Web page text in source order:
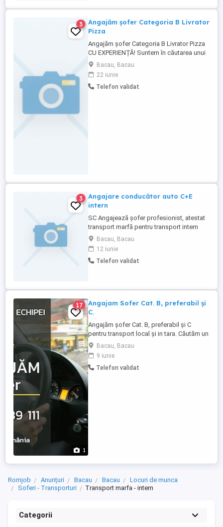
3
Angajăm șofer Categoria B Livrator
Pizza
Angajăm șofer Categoria B Livrator Pizza
CU EXPERIENȚĂ! Suntem în căutarea unui
șofer categoria B, serios și responsabil,
pentru a se alătura echipei noastre.
Cerințe: Permis de conducere categoria B;
Experiență în conducerea autovehiculelor;
Bacau, Bacau
22 iunie
Telefon validat
3
Angajare conducător auto C+E
intern
SC Angajează șofer profesionist, atestat
transport marfă pentru transport intern
,prelată transport mărfuri generale
Bacau, Bacau
12 iunie
Telefon validat
1
17
Angajam Sofer Cat. B, preferabil și
C.
Angajăm șofer Cat. B, preferabil și C
pentru transport local și in tara. Căutăm un
coleg serios și responsabil pentru
transportul produselor noastre către
clienți din întreaga țară. Ce ne dorim:
Permis categoria B Experiența în condus
Bacau, Bacau
9 iunie
Telefon validat
Romjob Anunțuri Bacau Bacau
Locuri de munca
Soferi - Transporturi
Transport marfa - intern
Categorii